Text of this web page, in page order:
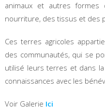
animaux et autres
nourriture, des tissus et des
Ces terres agricoles
des communautés, qui se
utilisé leurs terres et dans
connaissances avec les
Voir Galerie Ici